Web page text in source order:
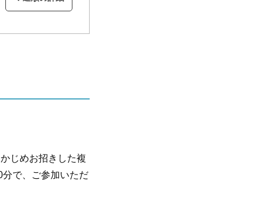
じめお招きした複
で、ご参加いただ